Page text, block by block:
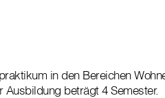
in den Bereichen
beträgt 4 Semester.